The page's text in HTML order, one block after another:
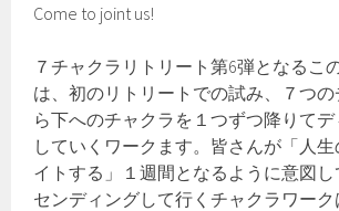
Come to joint us!
７チャクラリトリート第6弾となるこ
は、初のリトリートでの試み、７つ
ら下へのチャクラを１つずつ降りて
していくワークます。皆さんが「人
イトする」１週間となるように意図し
センディングして行くチャクラワー